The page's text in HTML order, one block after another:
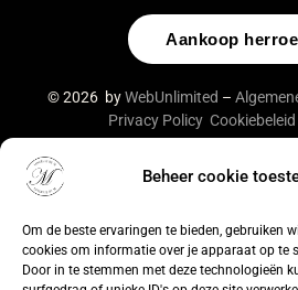
Beheer cookie
Om de beste ervaringen te bieden, gebruiken
cookies om informatie over je apparaat op te
Door in te stemmen met deze technologieën
Aankoop
© 2026 byWebUnlimited –
Privacy Policy Cookiebeleid
De waardering van